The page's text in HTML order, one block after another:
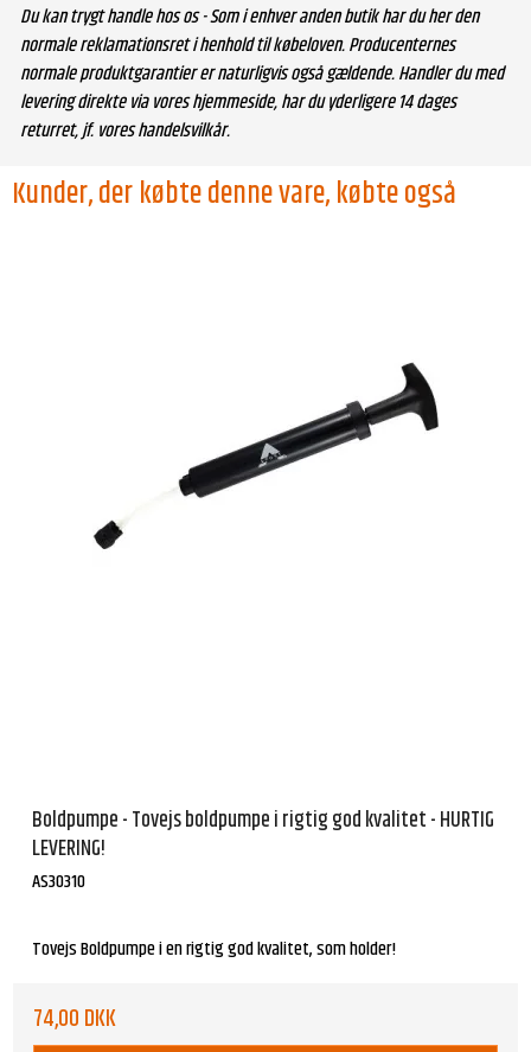
Du kan trygt handle hos os - Som i enhver anden butik har du her den
normale reklamationsret i henhold til købeloven. Producenternes
normale produktgarantier er naturligvis også gældende. Handler du med
levering direkte via vores hjemmeside, har du yderligere 14 dages
returret, jf. vores handelsvilkår.
Kunder, der købte denne vare, købte også
Boldpumpe - Tovejs boldpumpe i rigtig god kvalitet - HURTIG
LEVERING!
AS30310
Tovejs Boldpumpe i en rigtig god kvalitet, som holder!
74,00 DKK